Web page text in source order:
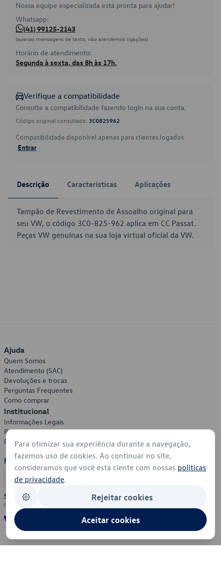
Nossa equipe especializada está pronta para ajudar!
Whatsapp:
(41) 99125-2143
(apenas mensagens de texto, não atendemos ligações)
Horário de atendimento:
Segunda à sexta, das 8h às 17h.
Verifique a compatibilidade
Consulte a compatibilidade fazendo login na sua conta.
Código original consultado: 3C0825962
Compatibilidade disponível apenas para clientes logados.
Entrar
Descrição Características Aplicações
Tampão de Revestimento de Assoalho original para
seu VW, o código 3C0-825-962 aplica em CC Passat.
Peças VW genuínas na sua loja virtual oficial da VW.
Ajuda
Quem Somos
Atendimento (SAC)
Devoluções e trocas
Perguntas Frequentes
Como comprar
Institucional
Informações Legais
Política de Privacidade
Política de Cookies
Formas de Pagamento
Segurança
Para otimizar sua experiência durante a navegação,
fazemos uso de cookies. Ao continuar no site,
consideramos que você está ciente com nossas políticas
de privacidade.
Rejeitar cookies
Aceitar cookies